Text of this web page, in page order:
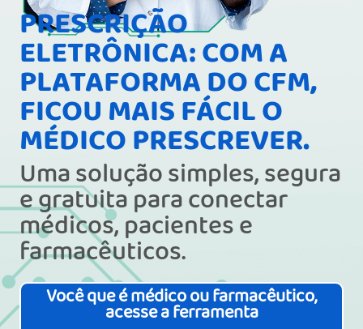
PRESCRIÇÃO
ELETRÔNICA: COM A
PLATAFORMA DO CFM,
FICOU MAIS FÁCIL O
MÉDICO PRESCREVER.
Uma solução simples, segura
e gratuita para conectar
médicos, pacientes e
farmacêuticos.
Você que é médico ou farmacêutico,
acesse a ferramenta